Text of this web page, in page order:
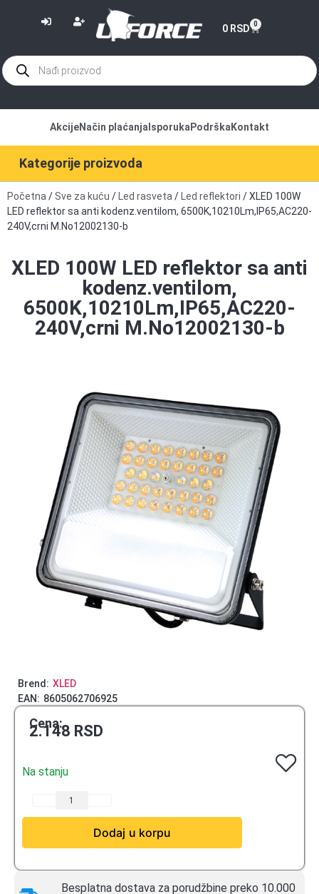
0 RSD 0
Kategorije proizvoda
AkcijeNačin plaćanja Isporuka Podrška Kontakt
Početna / Sve za kuću / Led rasveta / Led reflektori / XLED 100W
LED reflektor sa anti kodenz.ventilom, 6500K,10210Lm,IP65,AC220-
240V,crni M.No12002130-b
XLED 100W LED reflektor sa anti
kodenz.ventilom,
6500K,10210Lm,IP65,AC220-
240V,crni M.No12002130-b
Brend: XLED
EAN: 8605062706925
Cena:
2.148 RSD
Na stanju
Dodaj u korpu
Besplatna dostava za porudžbine preko 10.000